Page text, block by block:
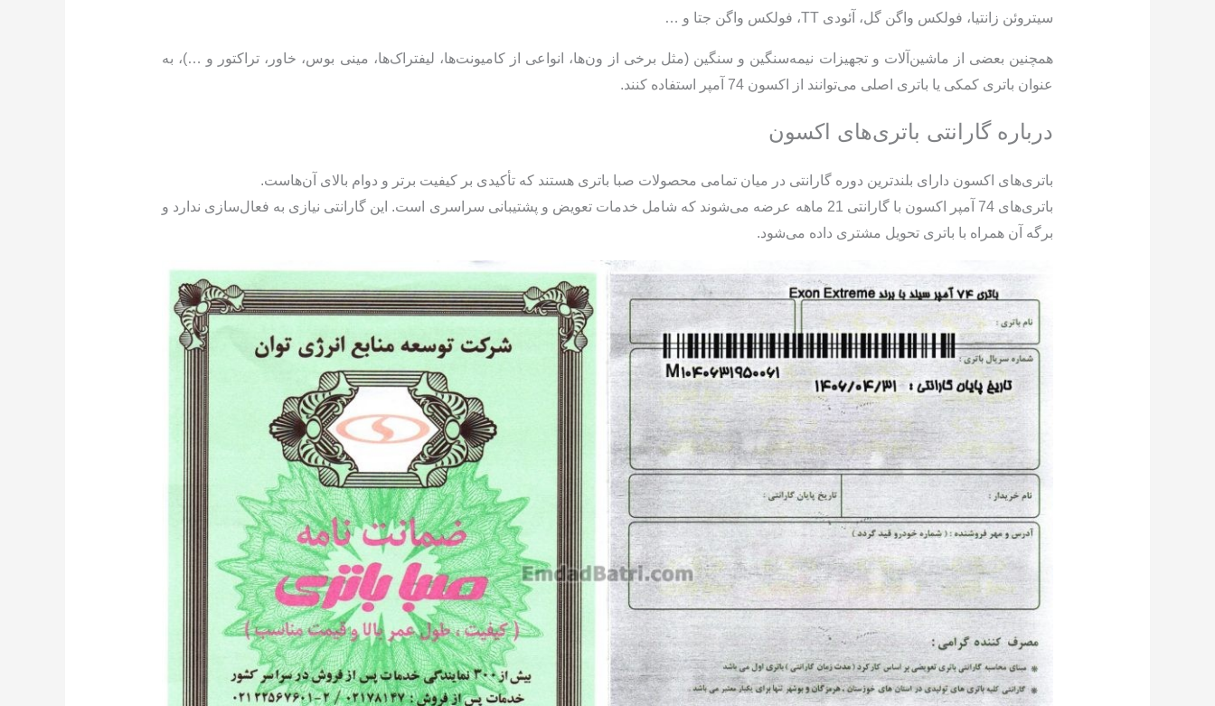
سیتروئن زانتیا، فولکس واگن گل، آئودی TT، فولکس واگن جتا و …
همچنین بعضی از ماشین‌آلات و تجهیزات نیمه‌سنگین و سنگین (مثل برخی از ون‌ها، انواعی از کامیونت‌ها، لیفتراک‌ها، مینی بوس، خاور، تراکتور و …)، به
عنوان باتری کمکی یا باتری اصلی می‌توانند از اکسون 74 آمپر استفاده کنند.
درباره گارانتی باتری‌های اکسون
باتری‌های اکسون دارای بلندترین دوره گارانتی در میان تمامی محصولات صبا باتری هستند که تأکیدی بر کیفیت برتر و دوام بالای آن‌هاست.
باتری‌های 74 آمپر اکسون با گارانتی 21 ماهه عرضه می‌شوند که شامل خدمات تعویض و پشتیبانی سراسری است. این گارانتی نیازی به فعال‌سازی ندارد و
برگه آن همراه با باتری تحویل مشتری داده می‌شود.